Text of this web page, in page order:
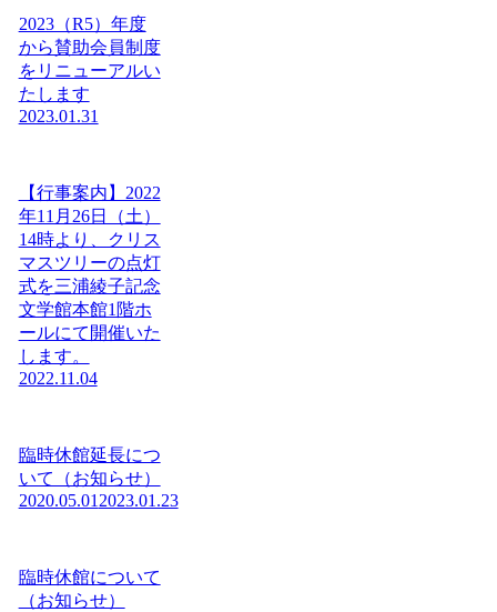
2023（R5）年度
から賛助会員制度
をリニューアルい
たします
2023.01.31
【行事案内】2022
年11月26日（土）
14時より、クリス
マスツリーの点灯
式を三浦綾子記念
文学館本館1階ホ
ールにて開催いた
します。
2022.11.04
臨時休館延長につ
いて（お知らせ）
2020.05.01 2023.01.23
臨時休館について
（お知らせ）